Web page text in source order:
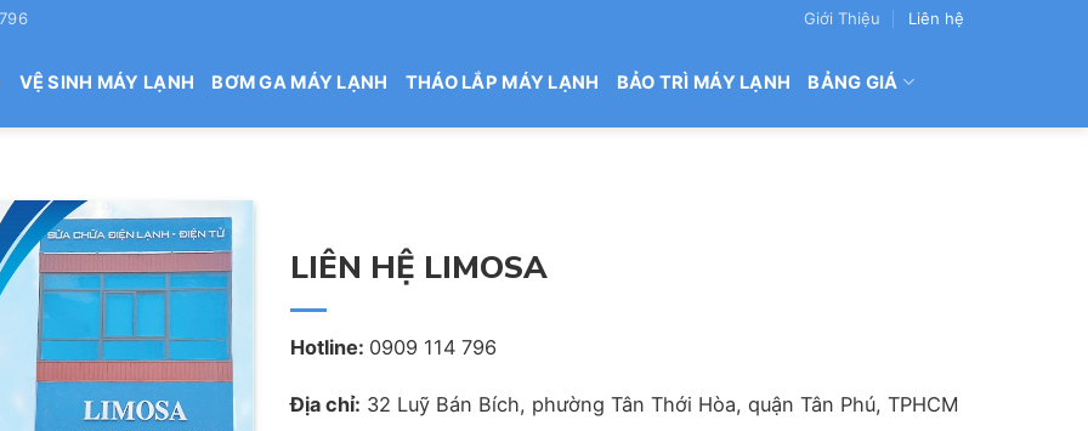
Giới Thiệu Liên hệ
VỆ SINH MÁY LẠNH BƠM GA MÁY LẠNH THÁO LẮP MÁY LẠNH BẢO TRÌ MÁY LẠNH BẢNG GIÁ
LIÊN HỆ LIMOSA
Hotline: 0909 114 796
Địa chỉ: 32 Luỹ Bán Bích, phường Tân Thới Hòa, quận Tân Phú, TPHCM